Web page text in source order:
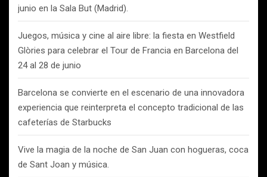
junio en la Sala But (Madrid).
Juegos, música y cine al aire libre: la fiesta en Westfield
Glòries para celebrar el Tour de Francia en Barcelona del
24 al 28 de junio
Barcelona se convierte en el escenario de una innovadora
experiencia que reinterpreta el concepto tradicional de las
cafeterías de Starbucks
Vive la magia de la noche de San Juan con hogueras, coca
de Sant Joan y música.